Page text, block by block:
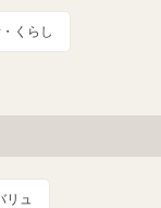
くらし
リュ